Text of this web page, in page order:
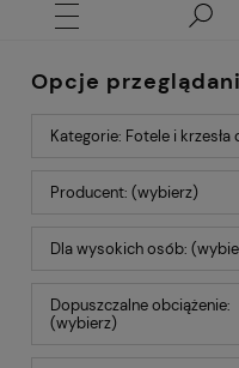
Opcje
Kategorie: Fotele i krzesła
Producent: (wybierz)
Dla wysokich osób:
Dopuszczalne obciążenie:
(wybierz)